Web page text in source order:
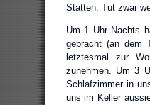
Statten. Tut zwar
Um 1 Uhr Nachts
gebracht (an dem
letztesmal zur
zunehmen. Um 3
Schlafzimmer in
uns im Keller